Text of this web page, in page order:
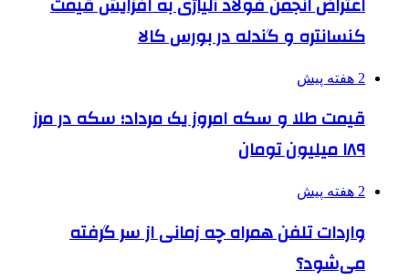
کنسانتره و گندله در بورس کالا
2 هفته پیش
قیمت طلا و سکه امروز یک مرداد؛ سکه در مرز
۱۸۹ میلیون تومان
2 هفته پیش
واردات تلفن همراه چه زمانی از سر گرفته
می‌شود؟